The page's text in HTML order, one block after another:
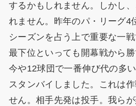
するかもしれません。しかし
れません。昨年のパ・リーグ4
シーズンを占う上で重要な一
最下位といっても開幕戦から勝
今や12球団で一番伸び代の多
スタンバイしました。これは
せん。相手先発は投手。我ら